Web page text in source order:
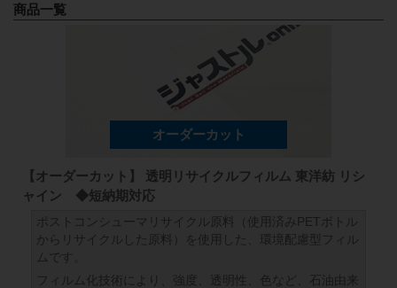
商品一覧
【オーダーカット】 透明リサイクルフィルム 東洋紡 リシ
ャイン ◆短納期対応
ポストコンシューマリサイクル原料（使用済みPETボトル
からリサイクルした原料）を使用した、環境配慮型フィル
ムです。
フィルム化技術により、強度、透明性、色など、石油由来